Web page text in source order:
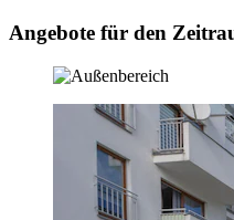
Angebote für den